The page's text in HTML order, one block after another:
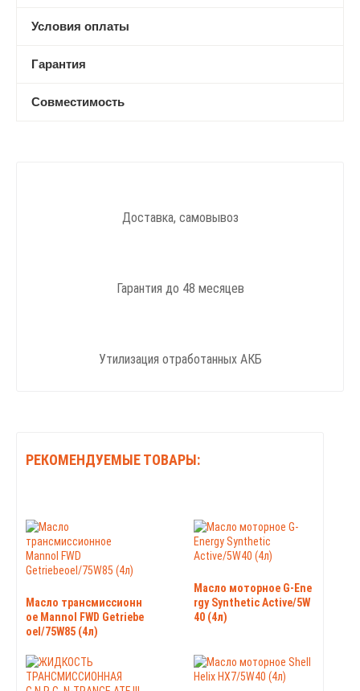
Условия оплаты
Гарантия
Совместимость
Доставка, самовывоз
Гарантия до 48 месяцев
Утилизация отработанных АКБ
РЕКОМЕНДУЕМЫЕ ТОВАРЫ:
Масло трансмиссионн
ое Mannol FWD Getriebe
oel/75W85 (4л)
Масло моторное G-Ene
rgy Synthetic Active/5W
40 (4л)